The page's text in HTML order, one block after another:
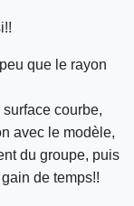
que le rayon
courbe,
avec le modèle,
du groupe, puis
de temps!!